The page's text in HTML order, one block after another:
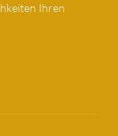
Ihren